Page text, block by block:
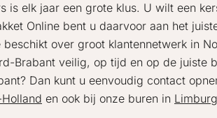
is elk jaar een grote klus. U wilt een
Online bent u daarvoor aan het
over groot klantennetwerk in
Brabant veilig, op tijd en op de juiste
Dan kunt u eenvoudig contact
en ook bij onze buren in Limburg